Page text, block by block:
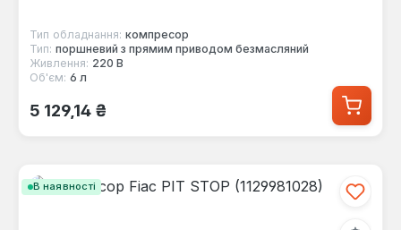
Тип обладнання: компресор
Тип: поршневий з прямим приводом безмасляний
Живлення: 220 В
Об'єм: 6 л
Звичайна ціна:
5 129,14 ₴
В наявності